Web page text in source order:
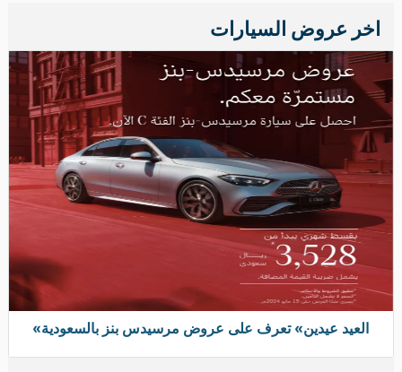
اخر عروض السيارات
«العيد عيدين» تعرف على عروض مرسيدس بنز بالسعودية